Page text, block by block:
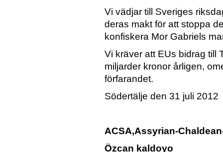
Vi vädjar till Sveriges
deras makt för att stoppa
konfiskera Mor Gabriels
Vi kräver att EUs bidrag till
miljarder kronor årligen,
förfarandet.
Södertälje den 31 juli 2012
ACSA,Assyrian-
Özcan kaldoyo